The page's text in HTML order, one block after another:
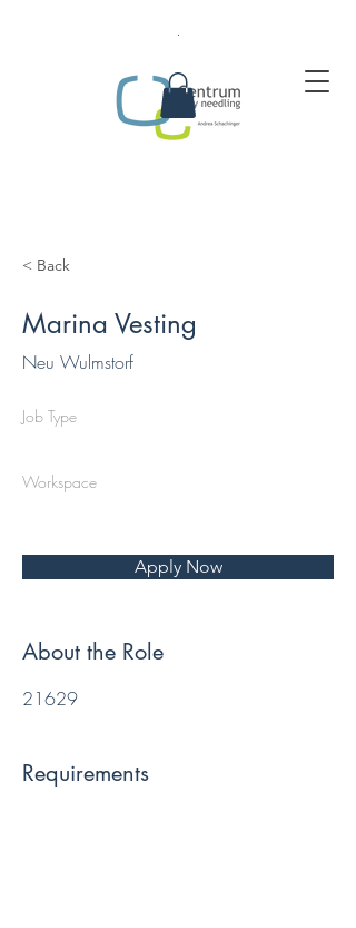
.
< Back
Marina Vesting
Neu Wulmstorf
Job Type
Workspace
Apply Now
About the Role
21629
Requirements